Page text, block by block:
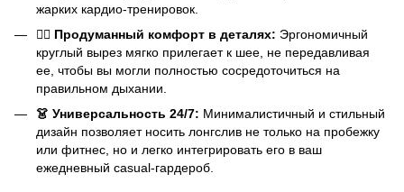
жарких кардио-тренировок.
🧘‍♀️ Продуманный комфорт в деталях: Эргономичный
круглый вырез мягко прилегает к шее, не передавливая
ее, чтобы вы могли полностью сосредоточиться на
правильном дыхании.
👗 Универсальность 24/7: Минималистичный и стильный
дизайн позволяет носить лонгслив не только на пробежку
или фитнес, но и легко интегрировать его в ваш
ежедневный casual-гардероб.